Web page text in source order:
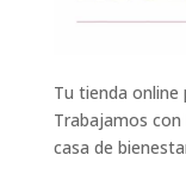
Tu tienda online
Trabajamos
casa de